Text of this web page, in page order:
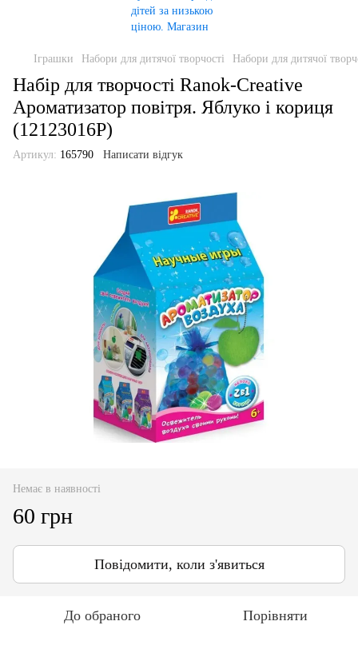
Іграшки Набори для дитячої творчості Набори для дитячої
Набір для творчості Ranok-Creative
Ароматизатор повітря. Яблуко і кориця
(12123016Р)
Артикул: 165790 Написати відгук
Немає в наявності
60 грн
Повідомити, коли з'явиться
До обраного Порівняти